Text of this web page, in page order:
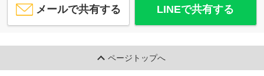
メールで共有する LINEで共有する
ページトップへ